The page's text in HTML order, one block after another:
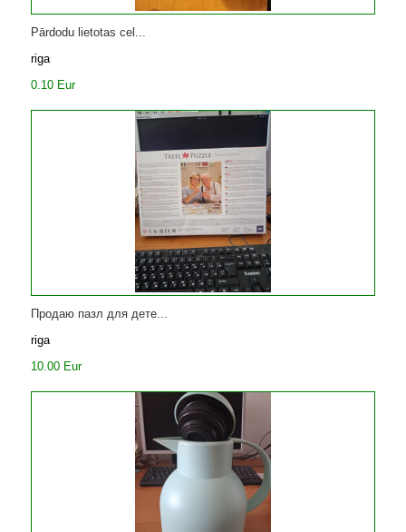
Pārdodu lietotas cel...
riga
0.10 Eur
Продаю пазл для дете...
riga
10.00 Eur